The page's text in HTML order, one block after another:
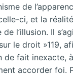
de
ci, et la
l’illusion. Il
le droit »119,
de fait inexacte,
accorder foi.